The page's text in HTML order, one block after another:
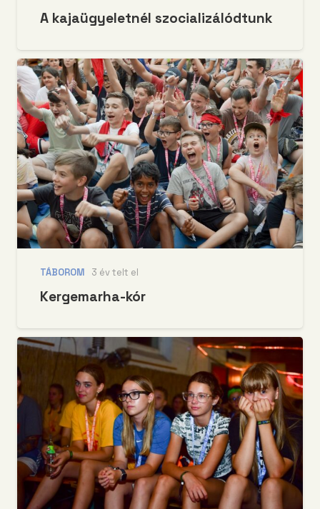
A kajaügyeletnél szocializálódtunk
TÁBOROM 3 év telt el
Kergemarha-kór